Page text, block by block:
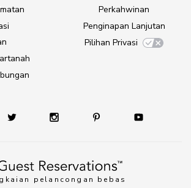
pelancongan bebas
Perkahwinan
Penginapan Lanjutan
Pilihan Privasi